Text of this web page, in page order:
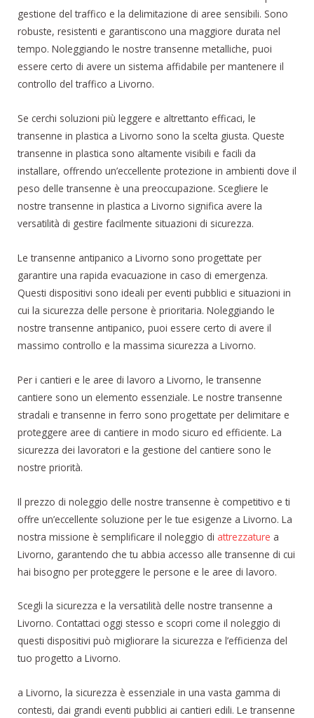
gestione del traffico e la delimitazione di aree sensibili. Sono
robuste, resistenti e garantiscono una maggiore durata nel
tempo. Noleggiando le nostre transenne metalliche, puoi
essere certo di avere un sistema affidabile per mantenere il
controllo del traffico a Livorno.
Se cerchi soluzioni più leggere e altrettanto efficaci, le
transenne in plastica a Livorno sono la scelta giusta. Queste
transenne in plastica sono altamente visibili e facili da
installare, offrendo un’eccellente protezione in ambienti dove il
peso delle transenne è una preoccupazione. Scegliere le
nostre transenne in plastica a Livorno significa avere la
versatilità di gestire facilmente situazioni di sicurezza.
Le transenne antipanico a Livorno sono progettate per
garantire una rapida evacuazione in caso di emergenza.
Questi dispositivi sono ideali per eventi pubblici e situazioni in
cui la sicurezza delle persone è prioritaria. Noleggiando le
nostre transenne antipanico, puoi essere certo di avere il
massimo controllo e la massima sicurezza a Livorno.
Per i cantieri e le aree di lavoro a Livorno, le transenne
cantiere sono un elemento essenziale. Le nostre transenne
stradali e transenne in ferro sono progettate per delimitare e
proteggere aree di cantiere in modo sicuro ed efficiente. La
sicurezza dei lavoratori e la gestione del cantiere sono le
nostre priorità.
Il prezzo di noleggio delle nostre transenne è competitivo e ti
offre un’eccellente soluzione per le tue esigenze a Livorno. La
nostra missione è semplificare il noleggio di attrezzature a
Livorno, garantendo che tu abbia accesso alle transenne di cui
hai bisogno per proteggere le persone e le aree di lavoro.
Scegli la sicurezza e la versatilità delle nostre transenne a
Livorno. Contattaci oggi stesso e scopri come il noleggio di
questi dispositivi può migliorare la sicurezza e l’efficienza del
tuo progetto a Livorno.
a Livorno, la sicurezza è essenziale in una vasta gamma di
contesti, dai grandi eventi pubblici ai cantieri edili. Le transenne